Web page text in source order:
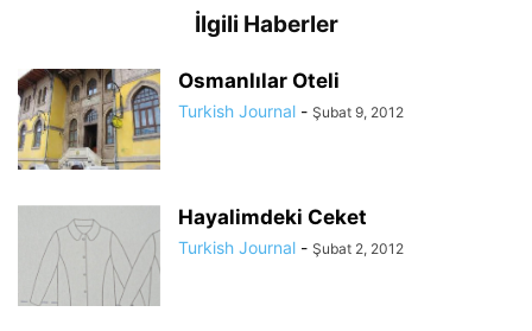
İlgili Haberler
Osmanlılar Oteli
Turkish Journal - Şubat 9, 2012
Hayalimdeki Ceket
Turkish Journal - Şubat 2, 2012